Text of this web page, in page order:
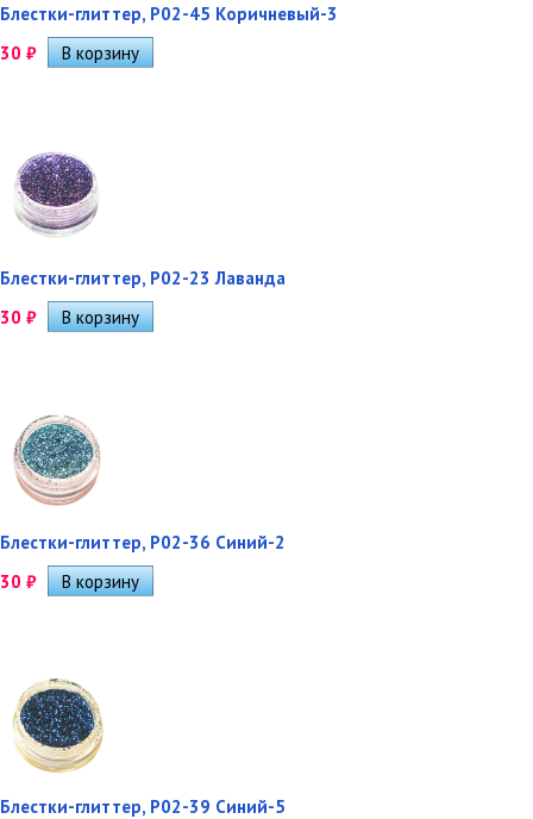
Блестки-глиттер, Р02-45 Коричневый-3
30 ₽
Блестки-глиттер, Р02-23 Лаванда
30 ₽
Блестки-глиттер, Р02-36 Синий-2
30 ₽
Блестки-глиттер, Р02-39 Синий-5